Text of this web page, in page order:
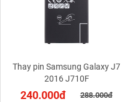
Thay pin Samsung Galaxy J7
2016 J710F
240.000đ 288.000đ